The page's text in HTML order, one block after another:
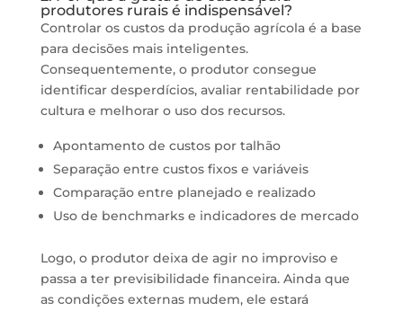
produtores rurais é indispensável?
Controlar os custos da produção agrícola é a base
para decisões mais inteligentes.
Consequentemente, o produtor consegue
identificar desperdícios, avaliar rentabilidade por
cultura e melhorar o uso dos recursos.
Apontamento de custos por talhão
Separação entre custos fixos e variáveis
Comparação entre planejado e realizado
Uso de benchmarks e indicadores de mercado
Logo, o produtor deixa de agir no improviso e
passa a ter previsibilidade financeira. Ainda que
as condições externas mudem, ele estará